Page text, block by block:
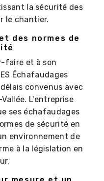
la sécurité des
le chantier.
des normes de
faire et à son
Échafaudages
convenus avec
L'entreprise
ses échafaudages
de sécurité en
environnement de
à la législation en